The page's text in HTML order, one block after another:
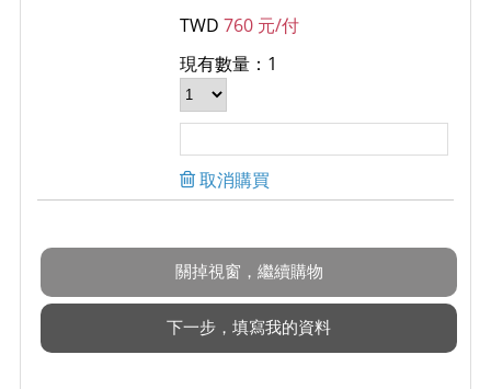
TWD760 元/付
現有數量：1
取消購買